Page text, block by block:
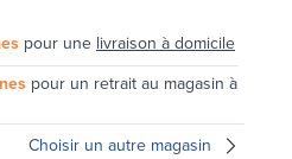
pour une livraison à domicile
pour un retrait au magasin à
Choisir un autre magasin